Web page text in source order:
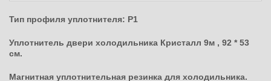
Тип профиля уплотнителя: P1
Уплотнитель двери холодильника Кристалл 9м , 92 * 53
см.
Магнитная уплотнительная резинка для холодильника.